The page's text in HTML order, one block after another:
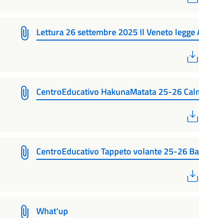
Lettura 26 settembre 2025 Il Veneto legge
CentroEducativo HakunaMatata 25-26
CentroEducativo Tappeto volante 25-26
What'up